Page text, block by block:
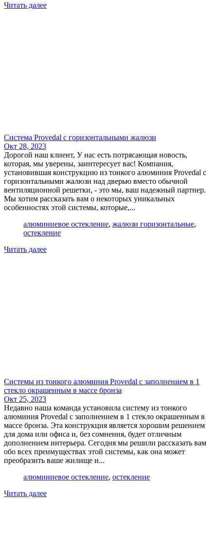
Читать далее
Система Provedal с горизонтальными жалюзи
Окт 28, 2023
Дорогой наш клиент, У нас есть потрясающая новость,
которая, мы уверены, заинтересует вас! Компания,
установившая конструкцию из тонкого алюминия Provedal с
горизонтальными жалюзи над дверью вместо обычной
вентиляционной решетки, - это мы, ваш надежный партнер.
Мы хотим рассказать вам о некоторых уникальных
особенностях этой системы, которые,...
алюминиевое остекление, жалюзи горизонтальные,
остекление
Читать далее
Системы из тонкого алюминия Provedal с заполнением в 1
стекло окрашенным в массе бронза
Окт 25, 2023
Недавно наша команда установила систему из тонкого
алюминия Provedal с заполнением в 1 стекло окрашенным в
массе бронза. Эта конструкция является хорошим решением
для дома или офиса и, без сомнения, будет отличным
дополнением интерьера. Сегодня мы решили рассказать вам
обо всех преимуществах этой системы, как она может
преобразить ваше жилище и...
алюминиевое остекление, остекление
Читать далее